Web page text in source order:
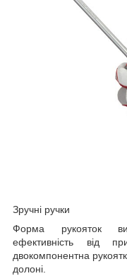
Зручні ручки
Форма рукояток
ефективність від
двокомпонентна
долоні.